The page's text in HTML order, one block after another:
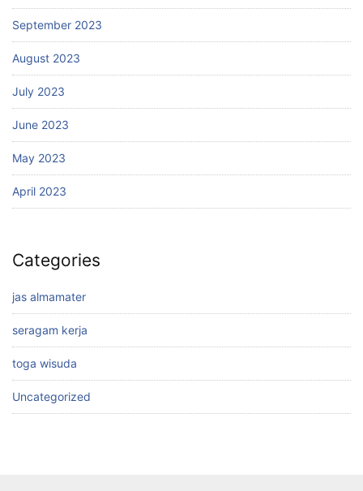
September 2023
August 2023
July 2023
June 2023
May 2023
April 2023
Categories
jas almamater
seragam kerja
toga wisuda
Uncategorized